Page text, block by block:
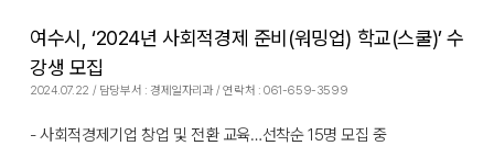
여수시, ‘2024년 사회적경제 준비(워밍업) 학교(스쿨)’ 수
강생 모집
2024.07.22 / 담당부서 : 경제일자리과 / 연락처 : 061-659-3599
- 사회적경제기업 창업 및 전환 교육…선착순 15명 모집 중